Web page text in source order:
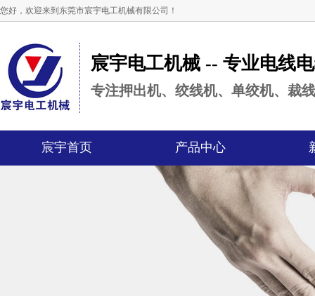
您好，欢迎来到东莞市宸宇电工机械有限公司！
宸宇电工机械 -- 专业电线
专注押出机、绞线机、单绞机、裁
宸宇首页 产品中心